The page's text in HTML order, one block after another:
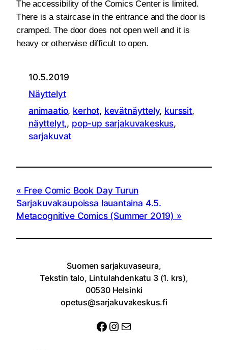
The accessibility of the Comics Center is limited.
There is a staircase in the entrance and the door is
cramped. The door does not open well and it is
heavy or otherwise difficult to open.
10.5.2019
Näyttelyt
animaatio, kerhot, kevätnäyttely, kurssit
näyttelyt,, pop-up sarjakuvakeskus
sarjakuvat
Free Comic Book Day Turun
Sarjakuvakaupoissa lauantaina 4.5.
Metacognitive Comics (Summer 2019)
Suomen sarjakuvaseura,
Tekstin talo, Lintulahdenkatu 3 (1. krs),
00530 Helsinki
opetus@sarjakuvakeskus.fi
Facebook
Instagram
Sähköposti